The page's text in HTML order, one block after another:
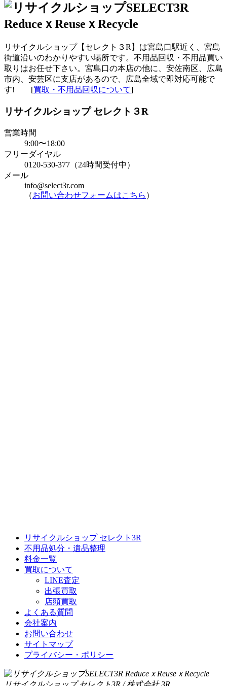
リサイクルショップ【セレクト３R】は宮島口駅近く、宮島
街道沿いのわかりやすい場所です。不用品回収・不用品買い
取りはお任せ下さい。宮島口の本店の他に、安佐南区、広島
市内、安芸区に支店があるので、広島全域で即対応可能で
す! [買取・不用品回収について]
リサイクルショップ セレクト３R
営業時間
9:00〜18:00
フリーダイヤル
0120-530-377（24時間受付中）
メール
info@select3r.com
（お問い合わせフォームはこちら ）
リサイクルショップ セレクト3R
不用品処分・遺品整理
料金一覧
買取について
LINE査定
出張買取
店頭買取
よくある質問
会社案内
お問い合わせ
サイトマップ
プライバシー・ポリシー
リサイクルショップ セレクト3R / 株式会社 3R